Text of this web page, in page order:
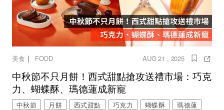
美食 ｜ FOOD AUG 21 , 2025
中秋節不只月餅！西式甜點搶攻送禮市場：巧克
力、蝴蝶酥、瑪德蓮成新寵
中秋節 月餅 西式甜點 巧克力 蝴蝶酥
瑪德蓮